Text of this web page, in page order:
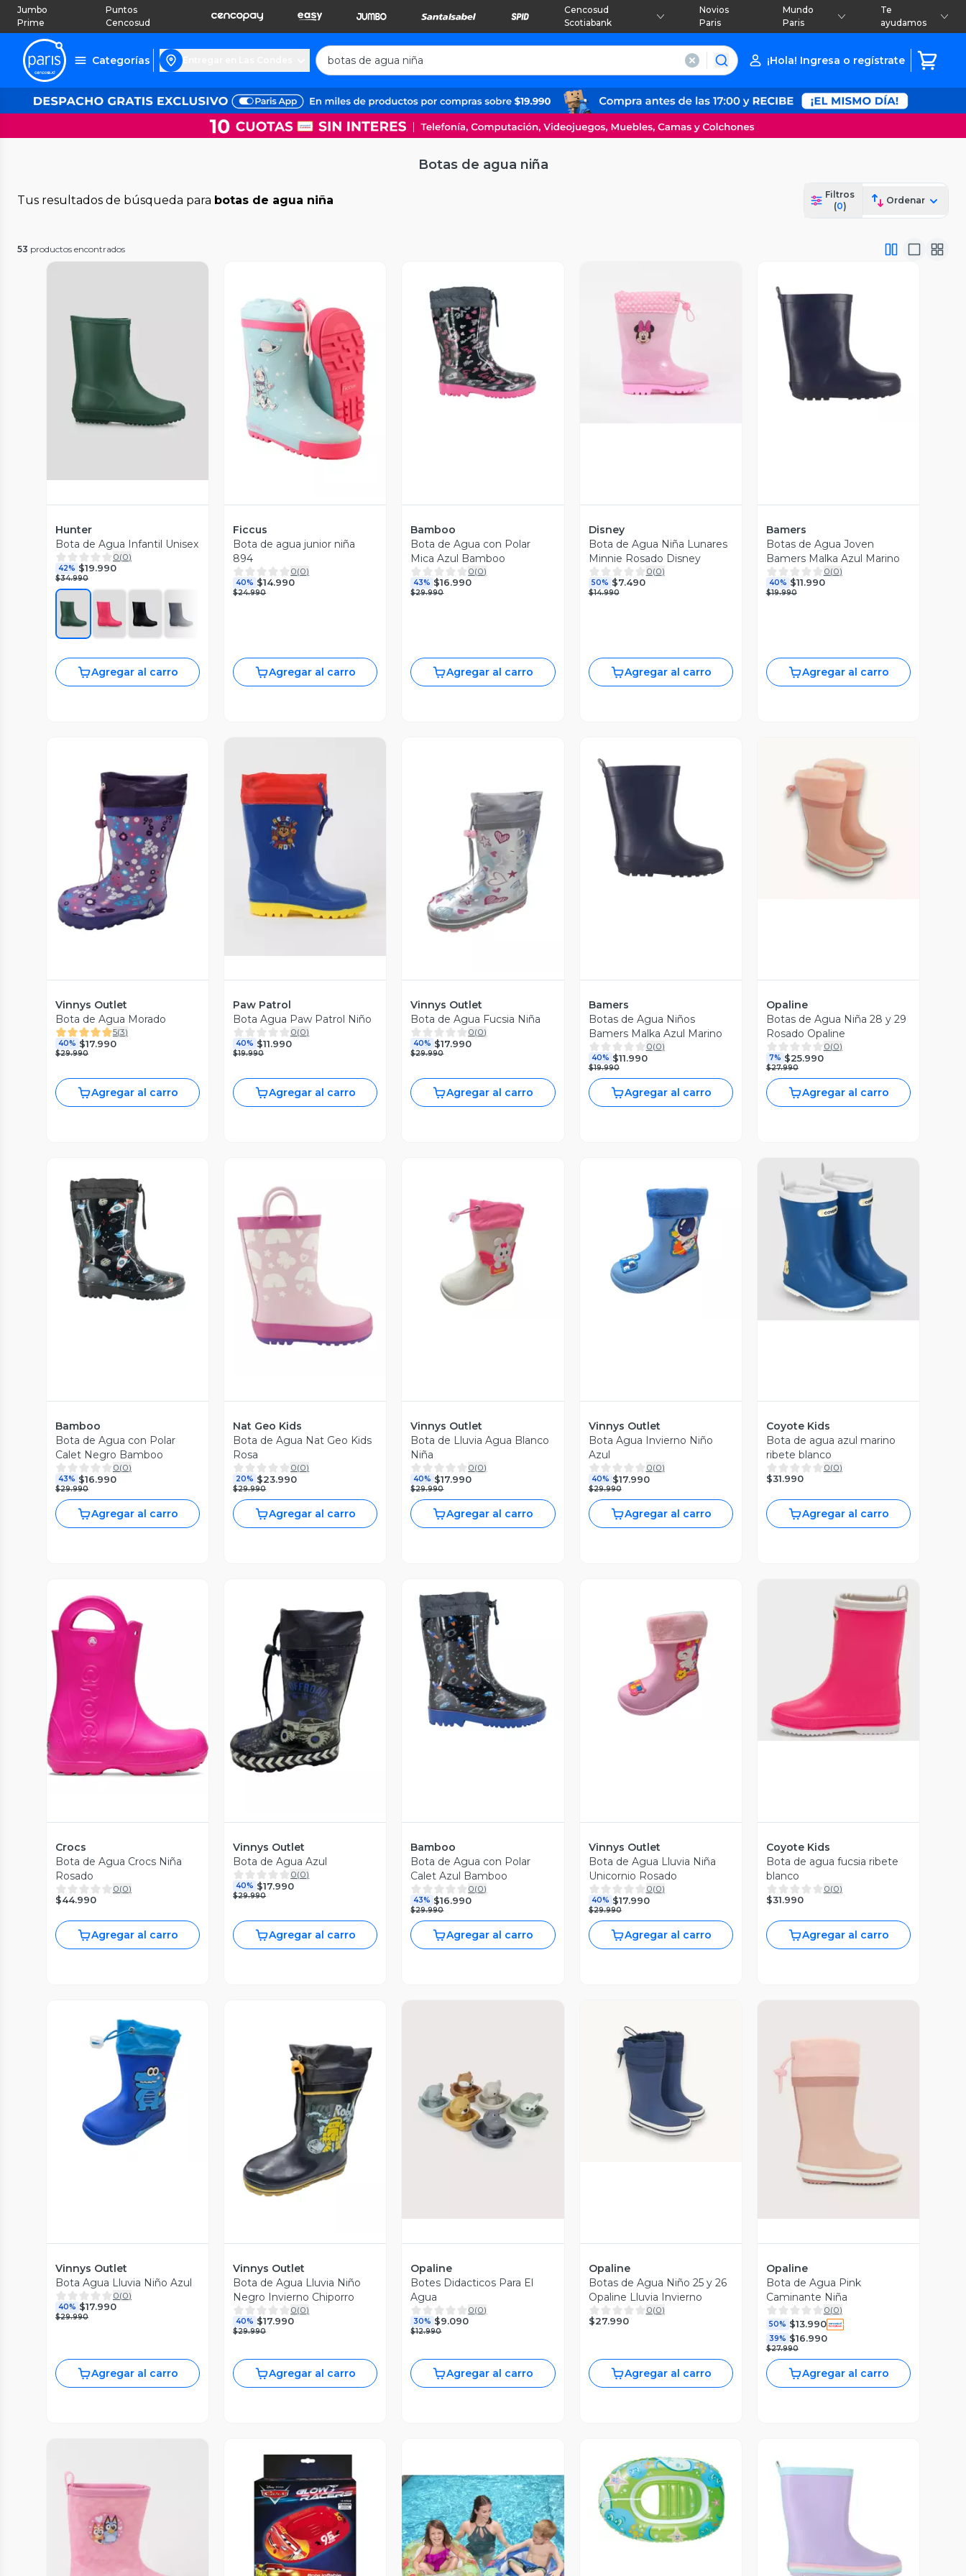
Jumbo
Prime
Puntos
Cencosud
Cencosud
Scotiabank
Novios
Paris
Mundo
Paris
Te
ayudamos
Categorías ¡Hola! Ingresa o regístrate
Botas de agua niña
Tus resultados de búsqueda para botas de agua niña
Filtros
(0)
Ordenar
53 productos encontrados
Vista Previa
Hunter
Bota de Agua Infantil Unisex
0(0)
42% $19.990
$34.990
Agregar al carro
Vista Previa
Ficcus
Bota de agua junior niña
894
0(0)
40% $14.990
$24.990
Agregar al carro
Vista Previa
Bamboo
Bota de Agua con Polar
Mica Azul Bamboo
0(0)
43% $16.990
$29.990
Agregar al carro
Vista Previa
Disney
Bota de Agua Niña Lunares
Minnie Rosado Disney
0(0)
50% $7.490
$14.990
Agregar al carro
Vista Previa
Bamers
Botas de Agua Joven
Bamers Malka Azul Marino
0(0)
40% $11.990
$19.990
Agregar al carro
Vista Previa
Vinnys Outlet
Bota de Agua Morado
5(3)
40% $17.990
$29.990
Agregar al carro
Vista Previa
Paw Patrol
Bota Agua Paw Patrol Niño
0(0)
40% $11.990
$19.990
Agregar al carro
Vista Previa
Vinnys Outlet
Bota de Agua Fucsia Niña
0(0)
40% $17.990
$29.990
Agregar al carro
Vista Previa
Bamers
Botas de Agua Niños
Bamers Malka Azul Marino
0(0)
40% $11.990
$19.990
Agregar al carro
Vista Previa
Opaline
Botas de Agua Niña 28 y 29
Rosado Opaline
0(0)
7% $25.990
$27.990
Agregar al carro
Vista Previa
Bamboo
Bota de Agua con Polar
Calet Negro Bamboo
0(0)
43% $16.990
$29.990
Agregar al carro
Vista Previa
Nat Geo Kids
Bota de Agua Nat Geo Kids
Rosa
0(0)
20% $23.990
$29.990
Agregar al carro
Vista Previa
Vinnys Outlet
Bota de Lluvia Agua Blanco
Niña
0(0)
40% $17.990
$29.990
Agregar al carro
Vista Previa
Vinnys Outlet
Bota Agua Invierno Niño
Azul
0(0)
40% $17.990
$29.990
Agregar al carro
Vista Previa
Coyote Kids
Bota de agua azul marino
ribete blanco
0(0)
$31.990
Agregar al carro
Vista Previa
Crocs
Bota de Agua Crocs Niña
Rosado
0(0)
$44.990
Agregar al carro
Vista Previa
Vinnys Outlet
Bota de Agua Azul
0(0)
40% $17.990
$29.990
Agregar al carro
Vista Previa
Bamboo
Bota de Agua con Polar
Calet Azul Bamboo
0(0)
43% $16.990
$29.990
Agregar al carro
Vista Previa
Vinnys Outlet
Bota de Agua Lluvia Niña
Unicornio Rosado
0(0)
40% $17.990
$29.990
Agregar al carro
Vista Previa
Coyote Kids
Bota de agua fucsia ribete
blanco
0(0)
$31.990
Agregar al carro
Vista Previa
Vinnys Outlet
Bota Agua Lluvia Niño Azul
0(0)
40% $17.990
$29.990
Agregar al carro
Vista Previa
Vinnys Outlet
Bota de Agua Lluvia Niño
Negro Invierno Chiporro
0(0)
40% $17.990
$29.990
Agregar al carro
Vista Previa
Opaline
Botes Didacticos Para El
Agua
0(0)
30% $9.090
$12.990
Agregar al carro
Vista Previa
Opaline
Botas de Agua Niño 25 y 26
Opaline Lluvia Invierno
0(0)
$27.990
Agregar al carro
Opaline
Bota de Agua Pink
Caminante Niña
0(0)
50% $13.990
39% $16.990
$27.990
Agregar al carro
Vista Previa
Vista Previa
Vista Previa
Vista Previa
Vista Previa